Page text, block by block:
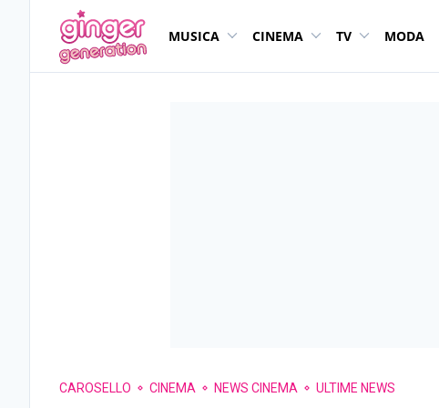
MUSICA CINEMA TV MODA
CAROSELLO CINEMA NEWS CINEMA ULTIME NEWS